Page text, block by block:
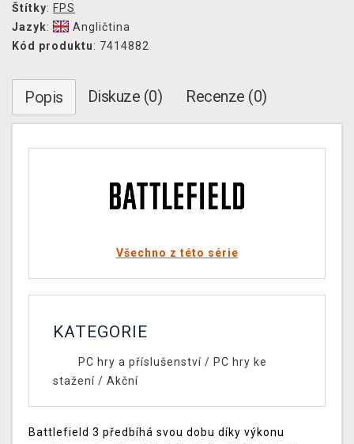
Štítky: FPS
Jazyk:
Angličtina
Kód produktu: 7414882
Popis Diskuze (0) Recenze (0)
Všechno z této série
KATEGORIE
PC hry a příslušenství/ PC hry ke
stažení / Akční
Battlefield 3 předbíhá svou dobu díky výkonu